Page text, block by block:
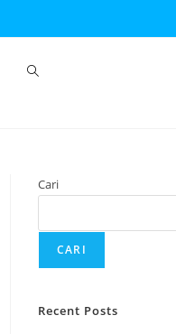
Cari
CARI
Recent Posts